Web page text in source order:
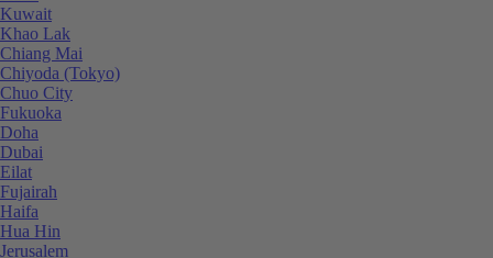
Kuwait
Khao Lak
Chiang Mai
Chiyoda (Tokyo)
Chuo City
Fukuoka
Doha
Dubai
Eilat
Fujairah
Haifa
Hua Hin
Jerusalem